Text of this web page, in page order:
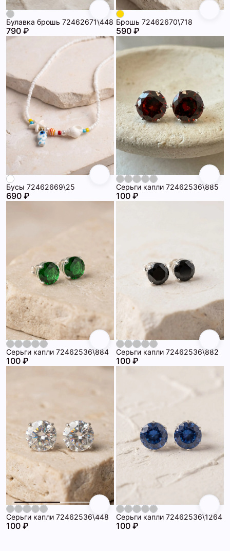
Булавка брошь 72462671\448
790 ₽
Брошь 72462670\718
590 ₽
Бусы 72462669\25
690 ₽
Серьги капли 72462536\885
100 ₽
Серьги капли 72462536\884
100 ₽
Серьги капли 72462536\882
100 ₽
Серьги капли 72462536\448
100 ₽
Серьги капли 72462536\1264
100 ₽